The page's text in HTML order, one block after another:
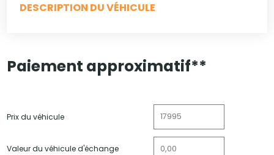
DESCRIPTION DU VÉHICULE
Paiement approximatif**
Prix du véhicule
Valeur du véhicule d'échange